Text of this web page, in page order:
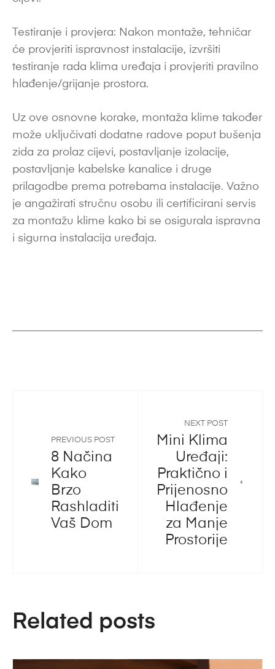
Testiranje i provjera: Nakon montaže, tehničar
će provjeriti ispravnost instalacije, izvršiti
testiranje rada klima uređaja i provjeriti pravilno
hlađenje/grijanje prostora.
Uz ove osnovne korake, montaža klime također
može uključivati dodatne radove poput bušenja
zida za prolaz cijevi, postavljanje izolacije,
postavljanje kabelske kanalice i druge
prilagodbe prema potrebama instalacije. Važno
je angažirati stručnu osobu ili certificirani servis
za montažu klime kako bi se osigurala ispravna
i sigurna instalacija uređaja.
PREVIOUS POST
8 Načina
Kako
Brzo
Rashladiti
Vaš Dom
NEXT POST
Mini Klima
Uređaji:
Praktično i
Prijenosno
Hlađenje
za Manje
Prostorije
Related posts